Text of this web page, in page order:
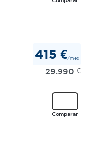
415 €/mes
29.990 €
Comparar